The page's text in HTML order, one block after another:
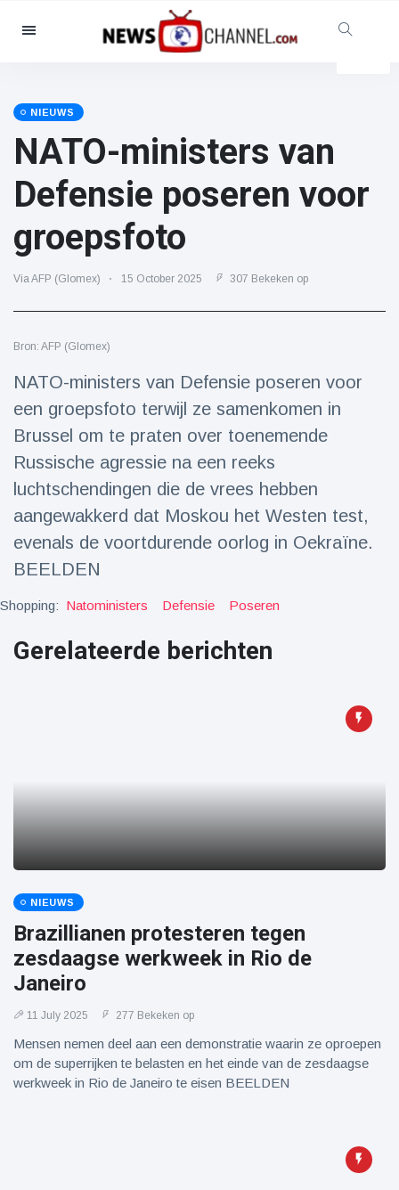
Categorieën
Maatschappelijk & Leuk
Bioscoop & TV
(81)
Beroemdheden
(13938)
Mode & Schoonheid
Auto's & Motor
Eten & drinken
Levensstijl
Gezondheid & Fitness
(73)
Reizen & Avontuur
(77)
Laatste nieuws
Draakachtig
zeedier
beelden:
acrobaat toont
17 July
32 Bekeken
NIEUWS
NATO-ministers van
Defensie poseren voor
groepsfoto
Via AFP (Glomex) 15 October 2025 307 Bekeken op
Bron: AFP (Glomex)
NATO-ministers van Defensie poseren voor
een groepsfoto terwijl ze samenkomen in
Brussel om te praten over toenemende
Russische agressie na een reeks
luchtschendingen die de vrees hebben
aangewakkerd dat Moskou het Westen test,
evenals de voortdurende oorlog in Oekraïne.
BEELDEN
Shopping: Natoministers Defensie Poseren
Gerelateerde berichten
NIEUWS
Brazillianen protesteren tegen
zesdaagse werkweek in Rio de
Janeiro
11 July 2025 277 Bekeken op
Mensen nemen deel aan een demonstratie waarin ze oproepen
om de superrijken te belasten en het einde van de zesdaagse
werkweek in Rio de Janeiro te eisen BEELDEN